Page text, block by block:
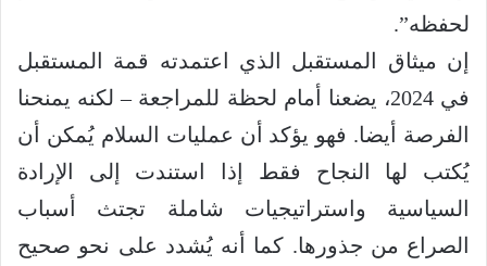
لحفظه”.
إن ميثاق المستقبل الذي اعتمدته قمة المستقبل
في 2024، يضعنا أمام لحظة للمراجعة – لكنه يمنحنا
الفرصة أيضا. فهو يؤكد أن عمليات السلام يُمكن أن
يُكتب لها النجاح فقط إذا استندت إلى الإرادة
السياسية واستراتيجيات شاملة تجتث أسباب
الصراع من جذورها. كما أنه يُشدد على نحو صحيح